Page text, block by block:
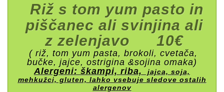
Riž s tom yum pasto in
piščanec ali svinjina ali
z zelenjavo 10€
( riž, tom yum pasta, brokoli, cvetača,
bučke, jajce, ostrigina &sojina omaka)
Alergeni: škampi, riba, jajca, soja,
mehkužci, gluten, lahko vsebuje sledove ostalih
alergenov